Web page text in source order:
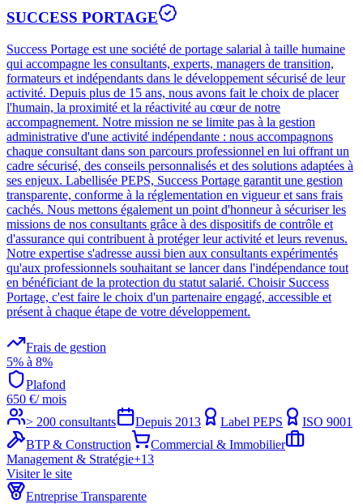
SUCCESS PORTAGE
Success Portage est une société de portage salarial à taille humaine
qui accompagne les consultants, experts, managers de transition,
formateurs et indépendants dans le développement sécurisé de leur
activité. Depuis plus de 15 ans, nous avons fait le choix de placer
l'humain, la proximité et la réactivité au cœur de notre
accompagnement. Notre mission ne se limite pas à la gestion
administrative d'une activité indépendante : nous accompagnons
chaque consultant dans son parcours professionnel en lui offrant un
cadre sécurisé, des conseils personnalisés et des solutions adaptées à
ses enjeux. Labellisée PEPS, Success Portage garantit une gestion
transparente, conforme à la réglementation en vigueur et sans frais
cachés. Nous mettons également un point d'honneur à sécuriser les
missions de nos consultants grâce à des dispositifs de contrôle et
d'assurance qui contribuent à protéger leur activité et leurs revenus.
Notre expertise s'adresse aussi bien aux consultants expérimentés
qu'aux professionnels souhaitant se lancer dans l'indépendance tout
en bénéficiant de la protection du statut salarié. Choisir Success
Portage, c'est faire le choix d'un partenaire engagé, accessible et
présent à chaque étape de votre développement.
Frais de gestion
5% à 8%
Plafond
650 €/ mois
> 200 consultants
Depuis 2013 Label PEPS
ISO 9001
BTP & Construction
Commercial & Immobilier
Management & Stratégie+13
Visiter le site
Entreprise Transparente